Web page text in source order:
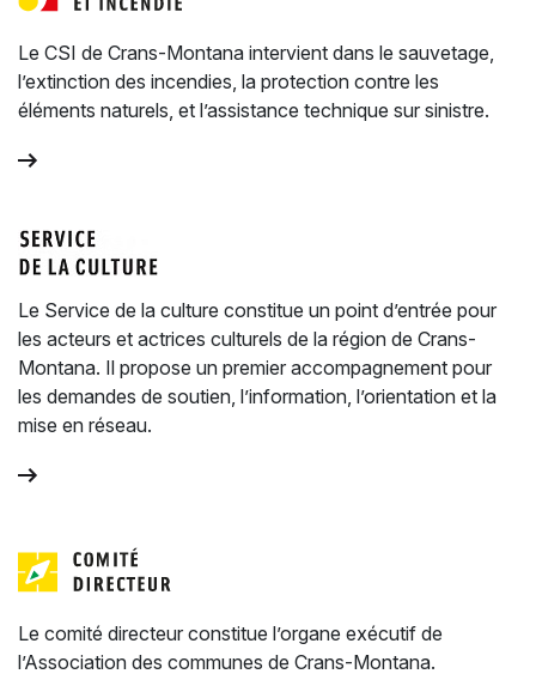
Le CSI de Crans-Montana intervient dans le sauvetage,
l’extinction des incendies, la protection contre les
éléments naturels, et l’assistance technique sur sinistre.
Le Service de la culture constitue un point d’entrée pour
les acteurs et actrices culturels de la région de Crans-
Montana. Il propose un premier accompagnement pour
les demandes de soutien, l’information, l’orientation et la
mise en réseau.
Le comité directeur constitue l’organe exécutif de
l’Association des communes de Crans-Montana.